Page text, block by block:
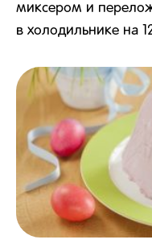
миксером и
в холодильнике на